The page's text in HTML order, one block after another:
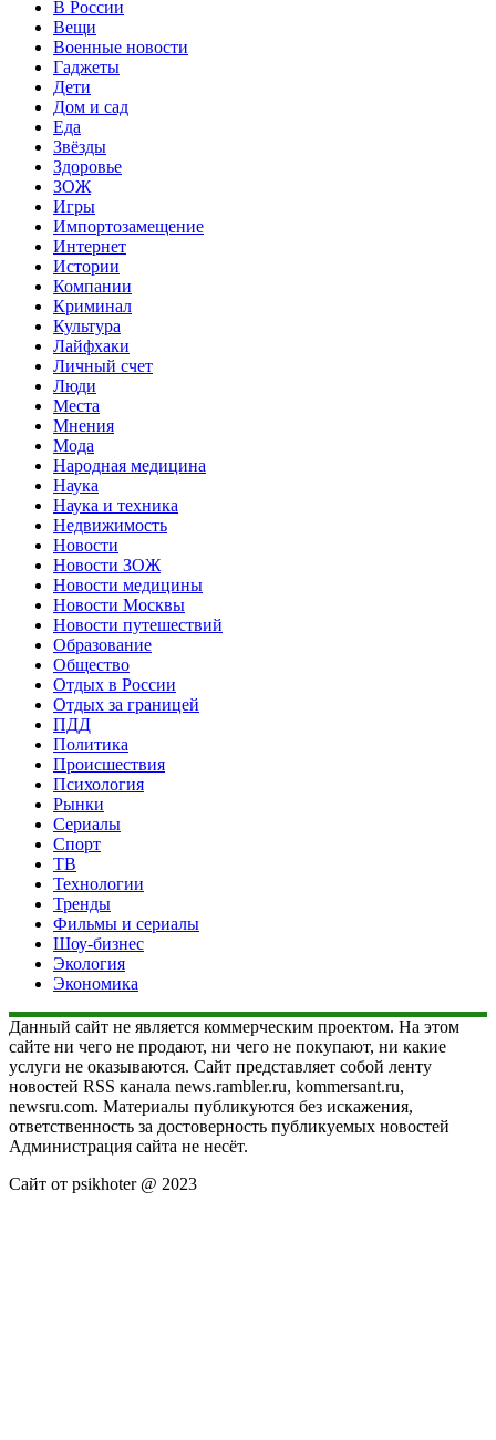
В России
Вещи
Военные новости
Гаджеты
Дети
Дом и сад
Еда
Звёзды
Здоровье
ЗОЖ
Игры
Импортозамещение
Интернет
Истории
Компании
Криминал
Культура
Лайфхаки
Личный счет
Люди
Места
Мнения
Мода
Народная медицина
Наука
Наука и техника
Недвижимость
Новости
Новости ЗОЖ
Новости медицины
Новости Москвы
Новости путешествий
Образование
Общество
Отдых в России
Отдых за границей
ПДД
Политика
Происшествия
Психология
Рынки
Сериалы
Спорт
ТВ
Технологии
Тренды
Фильмы и сериалы
Шоу-бизнес
Экология
Экономика
Данный сайт не является коммерческим проектом. На этом
сайте ни чего не продают, ни чего не покупают, ни какие
услуги не оказываются. Сайт представляет собой ленту
новостей RSS канала news.rambler.ru, kommersant.ru,
newsru.com. Материалы публикуются без искажения,
ответственность за достоверность публикуемых новостей
Администрация сайта не несёт.
Сайт от psikhoter @ 2023